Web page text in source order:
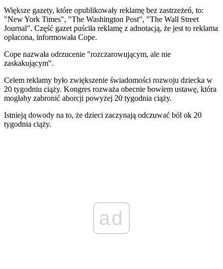
Większe gazety, które opublikowały reklamę bez zastrzeżeń, to:
"New York Times", "The Washington Post", "The Wall Street
Journal". Część gazet puściła reklamę z adnotacją, że jest to reklama
opłacona, informowała Cope.
Cope nazwała odrzucenie "rozczarowującym, ale nie
zaskakującym".
Celem reklamy było zwiększenie świadomości rozwoju dziecka w
20 tygodniu ciąży. Kongres rozważa obecnie bowiem ustawę, która
mogłaby zabronić aborcji powyżej 20 tygodnia ciąży.
Istnieją dowody na to, że dzieci zaczynają odczuwać ból ok 20
tygodnia ciąży.
ad